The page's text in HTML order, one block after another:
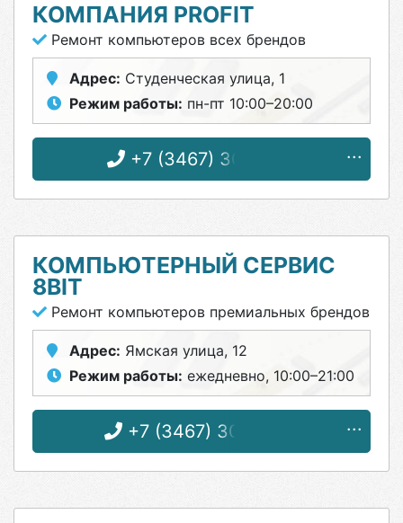
КОМПАНИЯ PROFIT
Ремонт компьютеров всех брендов
Адрес: Студенческая улица, 1
Режим работы: пн-пт 10:00–20:00
+7 (3467) 30-71-10
КОМПЬЮТЕРНЫЙ СЕРВИС
8BIT
Ремонт компьютеров премиальных брендов
Адрес: Ямская улица, 12
Режим работы: ежедневно, 10:00–21:00
+7 (3467) 30-94-77